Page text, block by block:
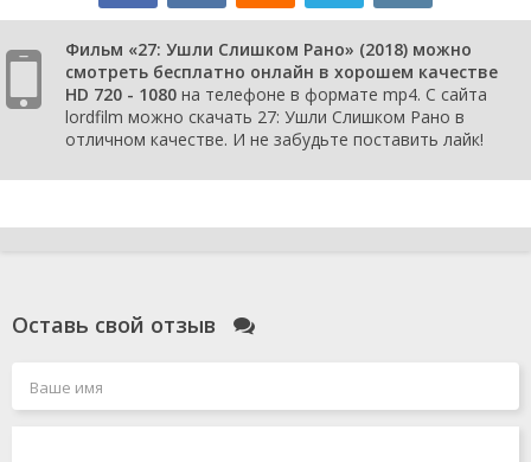
Фильм «27: Ушли Слишком Рано» (2018) можно
смотреть бесплатно онлайн в хорошем качестве
HD 720 - 1080 на телефоне в формате mp4. С сайта
lordfilm можно скачать 27: Ушли Слишком Рано в
отличном качестве. И не забудьте поставить лайк!
Оставь свой отзыв